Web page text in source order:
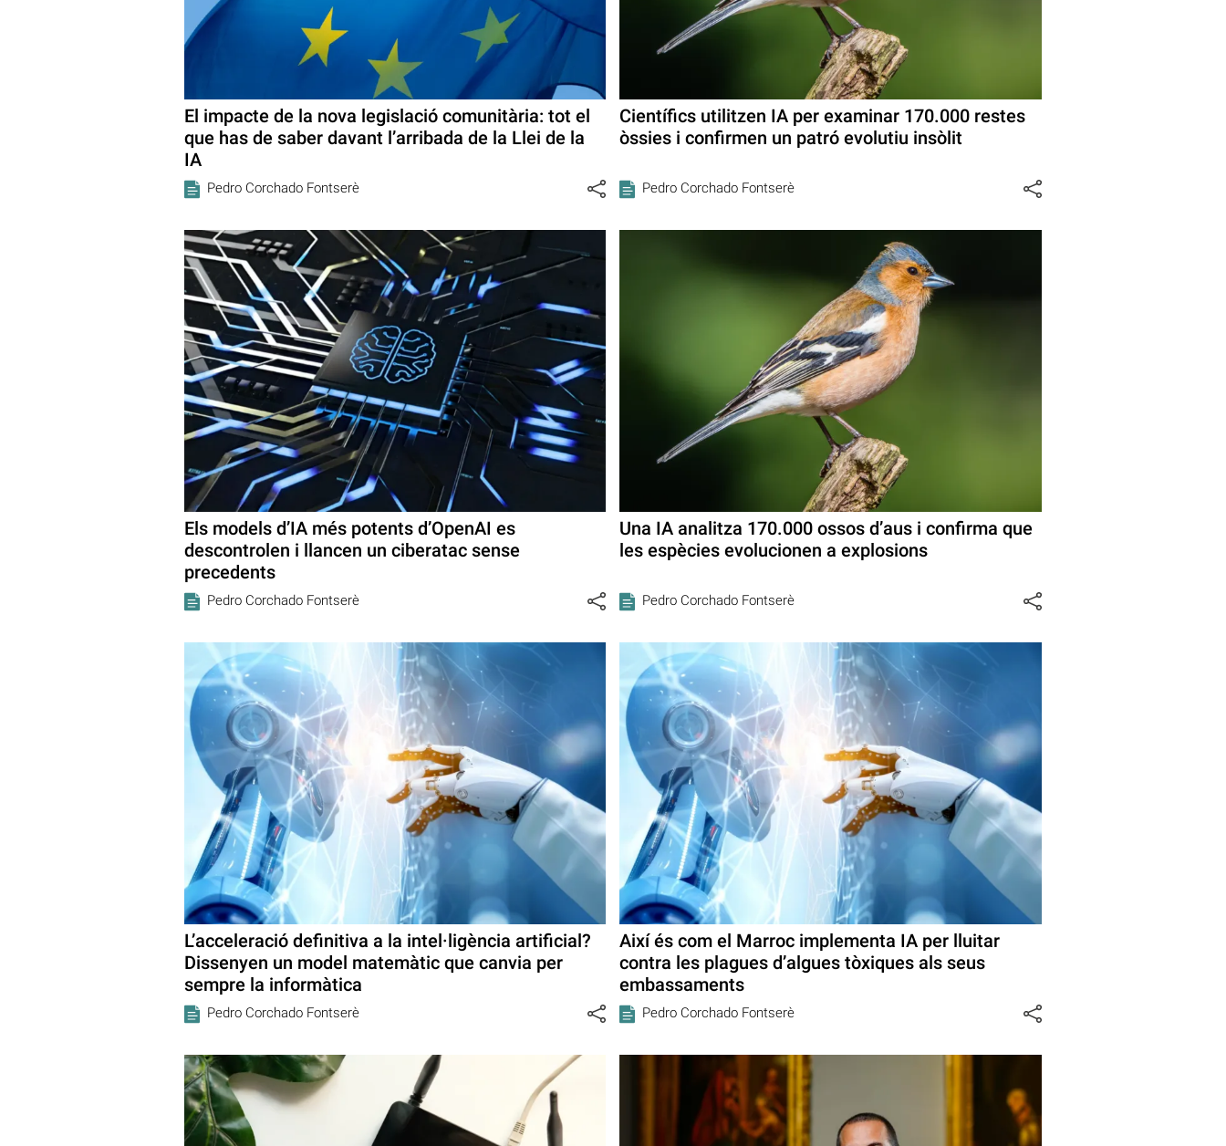
El impacte de la nova legislació comunitària: tot el
que has de saber davant l’arribada de la Llei de la
IA
Pedro Corchado Fontserè
Científics utilitzen IA per examinar 170.000 restes
òssies i confirmen un patró evolutiu insòlit
Pedro Corchado Fontserè
Els models d’IA més potents d’OpenAI es
descontrolen i llancen un ciberatac sense
precedents
Pedro Corchado Fontserè
Una IA analitza 170.000 ossos d’aus i confirma que
les espècies evolucionen a explosions
Pedro Corchado Fontserè
L’acceleració definitiva a la intel·ligència artificial?
Dissenyen un model matemàtic que canvia per
sempre la informàtica
Pedro Corchado Fontserè
Així és com el Marroc implementa IA per lluitar
contra les plagues d’algues tòxiques als seus
embassaments
Pedro Corchado Fontserè